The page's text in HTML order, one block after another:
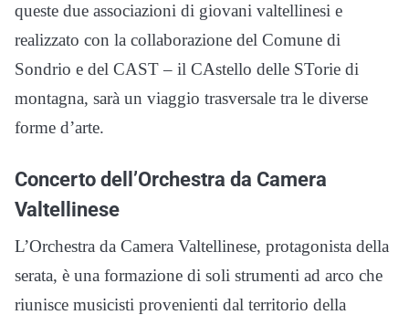
queste due associazioni di giovani valtellinesi e
realizzato con la collaborazione del Comune di
Sondrio e del CAST – il CAstello delle STorie di
montagna, sarà un viaggio trasversale tra le diverse
forme d’arte.
Concerto dell’Orchestra da Camera
Valtellinese
L’Orchestra da Camera Valtellinese, protagonista della
serata, è una formazione di soli strumenti ad arco che
riunisce musicisti provenienti dal territorio della